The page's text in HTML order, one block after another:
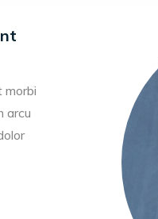
morbi
arcu